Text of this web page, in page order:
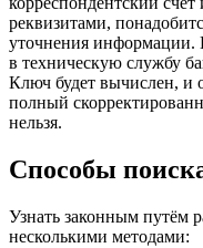
реквизитами,
уточнения информации.
в техническую службу
Ключ будет вычислен, и
полный
нельзя.
Способы
Узнать законным путём
несколькими методами: